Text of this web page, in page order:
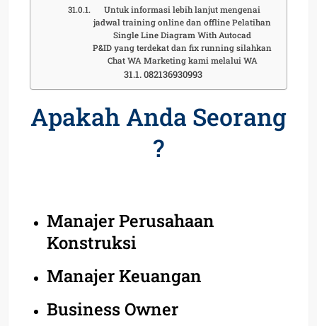
Untuk informasi lebih lanjut mengenai
jadwal training online dan offline Pelatihan
Single Line Diagram With Autocad
P&ID yang terdekat dan fix running silahkan
Chat WA Marketing kami melalui WA
082136930993
Apakah Anda Seorang
?
Manajer Perusahaan
Konstruksi
Manajer Keuangan
Business Owner